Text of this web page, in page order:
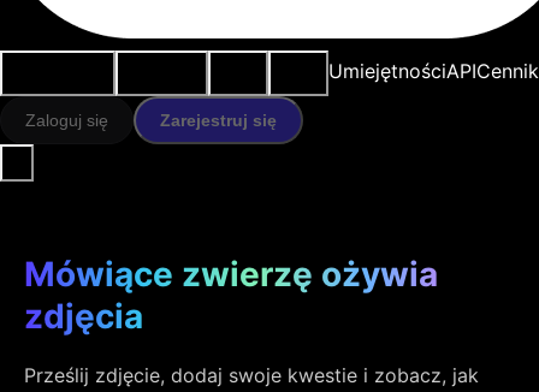
UmiejętnościAPICennik
Zaloguj się Zarejestruj się
Mówiące zwierzę ożywia
zdjęcia
Prześlij zdjęcie, dodaj swoje kwestie i zobacz, jak